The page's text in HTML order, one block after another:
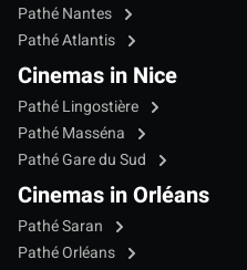
Pathé Nantes
Pathé Atlantis
Cinemas in Nice
Pathé Lingostière
Pathé Masséna
Pathé Gare du Sud
Cinemas in Orléans
Pathé Saran
Pathé Orléans